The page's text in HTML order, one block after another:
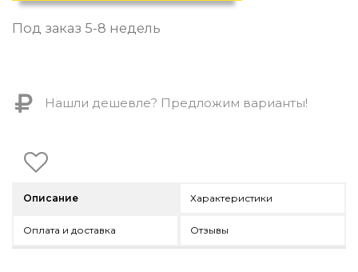
Контемпорари
Производство архитектурного и декоративного
Стулья
Кровати и матрасы
Полки и стеллажи
Мебель по назначению
Под заказ 5-8 недель
Нашли дешевле? Предложим варианты!
Описание Характеристики
Оплата и доставка Отзывы